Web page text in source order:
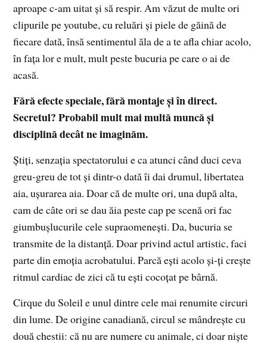
aproape c-am uitat şi să respir. Am văzut de multe ori
clipurile pe youtube, cu reluări şi piele de găină de
fiecare dată, însă sentimentul ăla de a te afla chiar acolo,
în faţa lor e mult, mult peste bucuria pe care o ai de
acasă.
Fără efecte speciale, fără montaje şi în direct.
Secretul? Probabil mult mai multă muncă şi
disciplină decât ne imaginăm.
Ştiţi, senzaţia spectatorului e ca atunci când duci ceva
greu-greu de tot şi dintr-o dată îi dai drumul, libertatea
aia, uşurarea aia. Doar că de multe ori, una după alta,
cam de câte ori se dau ăia peste cap pe scenă ori fac
giumbuşlucurile cele supraomeneşti. Da, bucuria se
transmite de la distanţă. Doar privind actul artistic, faci
parte din emoţia acrobatului. Parcă eşti acolo şi-ţi creşte
ritmul cardiac de zici că tu eşti cocoţat pe bârnă.
Cirque du Soleil e unul dintre cele mai renumite circuri
din lume. De origine canadiană, circul se mândreşte cu
două chestii: că nu are numere cu animale, ci doar nişte